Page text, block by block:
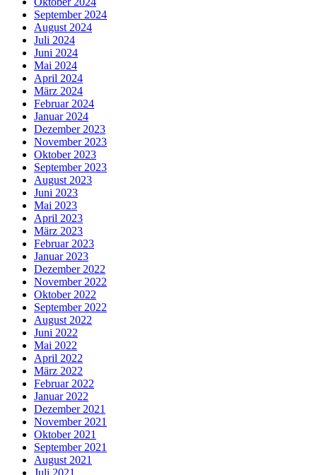
September 2024
August 2024
Juli 2024
Juni 2024
Mai 2024
April 2024
März 2024
Februar 2024
Januar 2024
Dezember 2023
November 2023
Oktober 2023
September 2023
August 2023
Juni 2023
Mai 2023
April 2023
März 2023
Februar 2023
Januar 2023
Dezember 2022
November 2022
Oktober 2022
September 2022
August 2022
Juni 2022
Mai 2022
April 2022
März 2022
Februar 2022
Januar 2022
Dezember 2021
November 2021
Oktober 2021
September 2021
August 2021
Juli 2021